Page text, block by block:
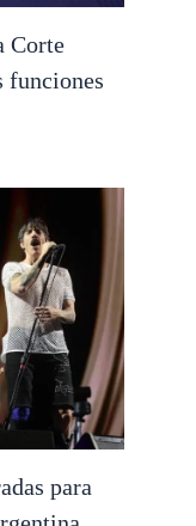
Corte
funciones
para